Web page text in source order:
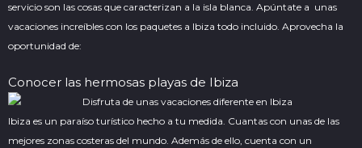
servicio son las cosas que caracterizan a la isla blanca. Apúntate a unas
vacaciones increíbles con los paquetes a Ibiza todo incluido. Aprovecha la
oportunidad de:
Conocer las hermosas playas de Ibiza
Ibiza es un paraíso turístico hecho a tu medida. Cuantas con unas de las
mejores zonas costeras del mundo. Además de ello, cuenta con un